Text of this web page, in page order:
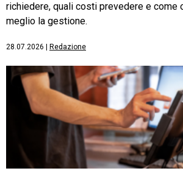
richiedere, quali costi prevedere e come
meglio la gestione.
28.07.2026 Redazione